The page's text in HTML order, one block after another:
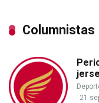
Columnistas
21